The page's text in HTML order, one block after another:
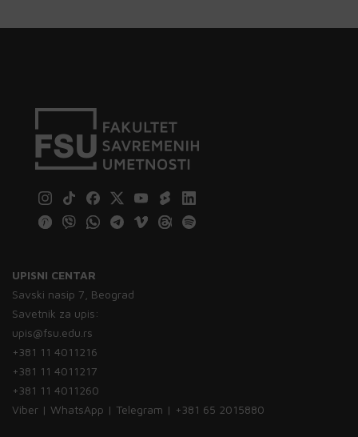
UPISNI CENTAR
Savski nasip 7, Beograd
Savetnik za upis:
upis@fsu.edu.rs
+381 11 4011216
+381 11 4011217
+381 11 4011260
Viber | WhatsApp | Telegram | +381 65 2015880